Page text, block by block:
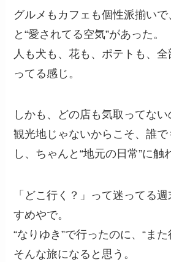
グルメもカフェも個性派揃い
と“愛されてる空気”があった。
人も犬も、花も、ポテトも、
ってる感じ。
しかも、どの店も気取ってない
観光地じゃないからこそ、誰
し、ちゃんと“地元の日常”に触
「どこ行く？」って迷ってる
すめやで。
“なりゆき”で行ったのに、“ま
そんな旅になると思う。